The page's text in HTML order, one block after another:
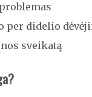
per didelio
sveikatą